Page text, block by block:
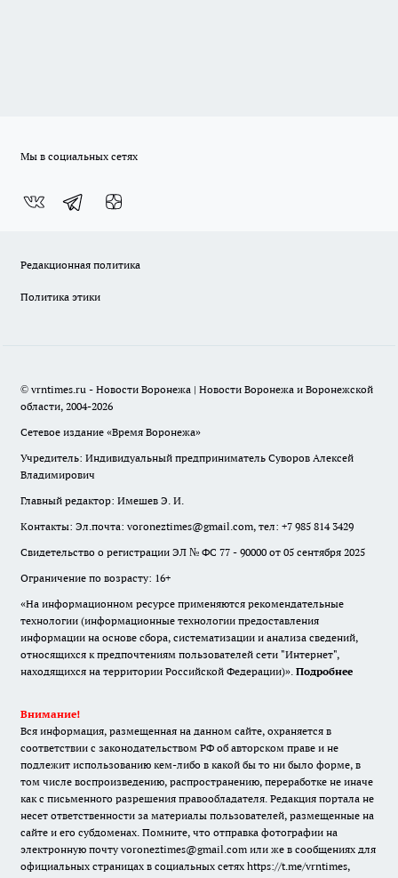
Мы в социальных сетях
Редакционная политика
Политика этики
© vrntimes.ru - Новости Воронежа | Новости Воронежа и Воронежской
области, 2004-2026
Сетевое издание «Время Воронежа»
Учредитель: Индивидуальный предприниматель Суворов Алексей
Владимирович
Главный редактор: Имешев Э. И.
Контакты: Эл.почта: voroneztimes@gmail.com, тел: +7 985 814 3429
Свидетельство о регистрации ЭЛ № ФС 77 - 90000 от 05 сентября 2025
Ограничение по возрасту: 16+
«На информационном ресурсе применяются рекомендательные
технологии (информационные технологии предоставления
информации на основе сбора, систематизации и анализа сведений,
относящихся к предпочтениям пользователей сети "Интернет",
находящихся на территории Российской Федерации)». Подробнее
Внимание!
Вся информация, размещенная на данном сайте, охраняется в
соответствии с законодательством РФ об авторском праве и не
подлежит использованию кем-либо в какой бы то ни было форме, в
том числе воспроизведению, распространению, переработке не иначе
как с письменного разрешения правообладателя. Редакция портала не
несет ответственности за материалы пользователей, размещенные на
сайте и его субдоменах. Помните, что отправка фотографии на
электронную почту voroneztimes@gmail.com или же в сообщениях для
официальных страницах в социальных сетях https://t.me/vrntimes,